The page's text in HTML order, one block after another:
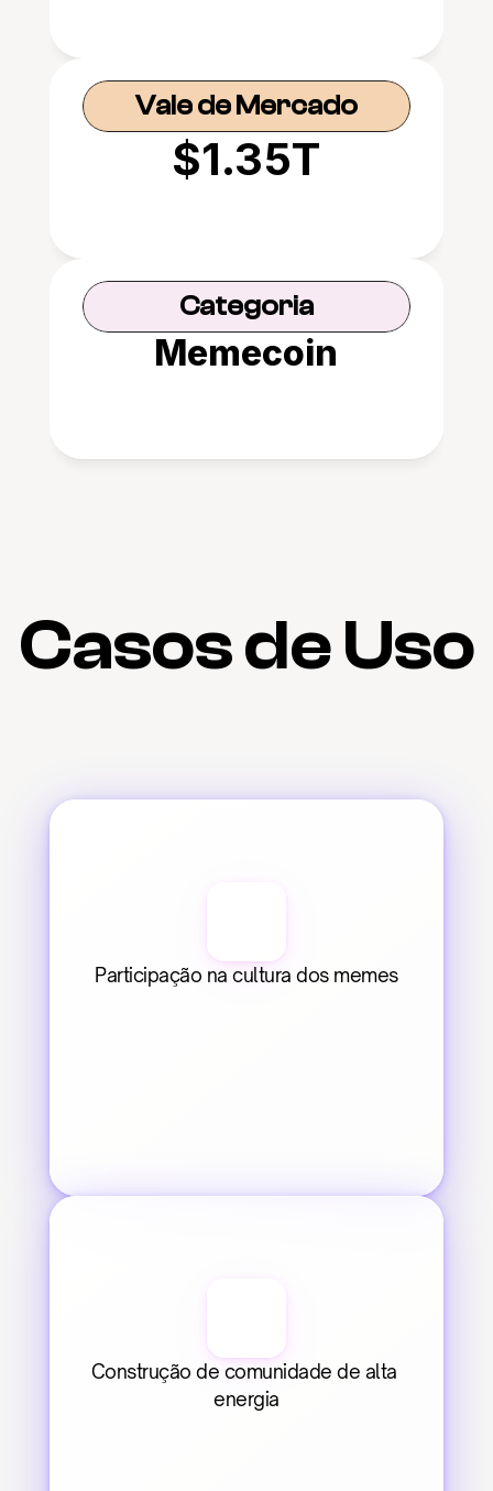
Vale de Mercado
$1.35T
Categoria
Memecoin
Casos de Uso
Participação na cultura dos memes
Construção de comunidade de alta
energia